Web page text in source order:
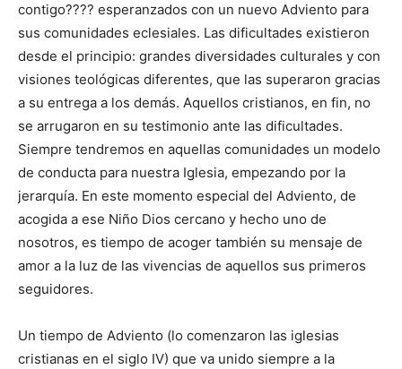
contigo???? esperanzados con un nuevo Adviento para
sus comunidades eclesiales. Las dificultades existieron
desde el principio: grandes diversidades culturales y con
visiones teológicas diferentes, que las superaron gracias
a su entrega a los demás. Aquellos cristianos, en fin, no
se arrugaron en su testimonio ante las dificultades.
Siempre tendremos en aquellas comunidades un modelo
de conducta para nuestra Iglesia, empezando por la
jerarquía. En este momento especial del Adviento, de
acogida a ese Niño Dios cercano y hecho uno de
nosotros, es tiempo de acoger también su mensaje de
amor a la luz de las vivencias de aquellos sus primeros
seguidores.
Un tiempo de Adviento (lo comenzaron las iglesias
cristianas en el siglo IV) que va unido siempre a la